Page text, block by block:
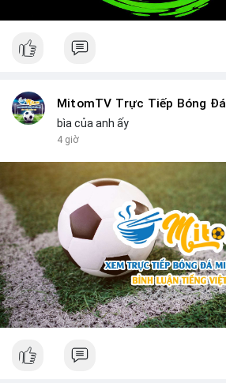
MitomTV Trực Tiếp Bóng Đá
bìa của anh ấy
4 giờ